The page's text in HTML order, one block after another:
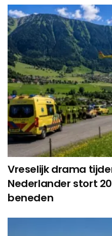
Vreselijk drama
Nederlander stort
beneden